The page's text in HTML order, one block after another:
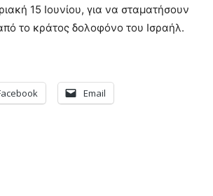
15 Ιουνίου, για να σταματήσουν
το κράτος δολοφόνο του Ισραήλ.
Email